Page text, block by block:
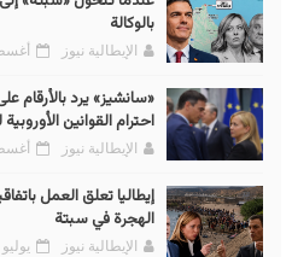
بالوكالة
الإيطالية نيوز أغسطس
«سانشيز» يرد بالأرقام
احترام القوانين
الإيطالية نيوز أغسطس
إيطاليا تعلق العمل
الهجرة في سبتة
الإيطالية نيوز يوليو 31, 2026